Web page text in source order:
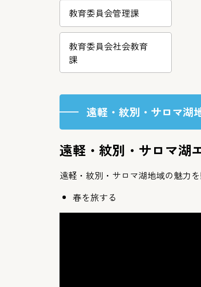
遠軽・紋別・サロマ
遠軽・紋別・サロマ
遠軽・紋別・サロマ湖地域の魅力
春を旅する
教育委員会管理課
教育委員会社会教育
課